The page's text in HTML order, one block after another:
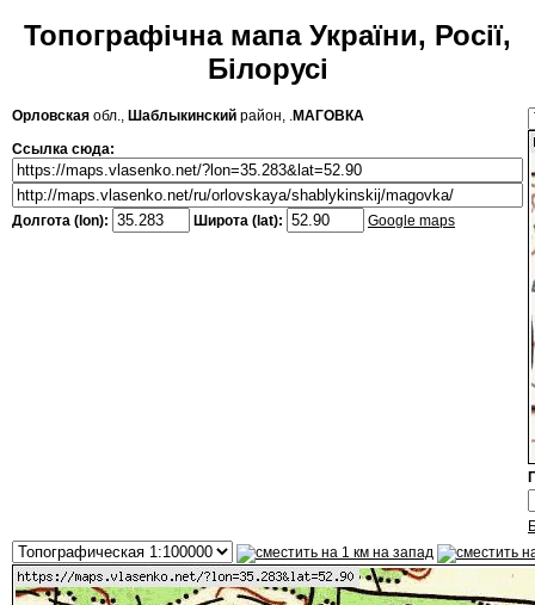
Топографічна мапа України, Росії,
Білорусі
Орловская обл., Шаблыкинский район, .МАГОВКА
Ссылка сюда:
Долгота (lon): Широта (lat): Google maps